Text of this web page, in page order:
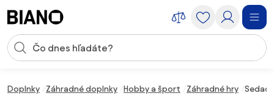
Vstup pre vyhľadávanie
Doplnky Záhradné doplnky Hobby a šport Záhradné hry Sedací